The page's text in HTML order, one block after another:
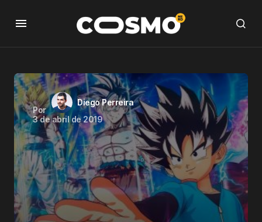
Por
Diego Perreira
3 de abril de 2019